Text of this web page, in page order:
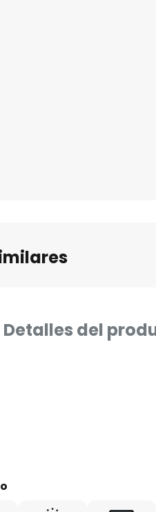
Detalles del